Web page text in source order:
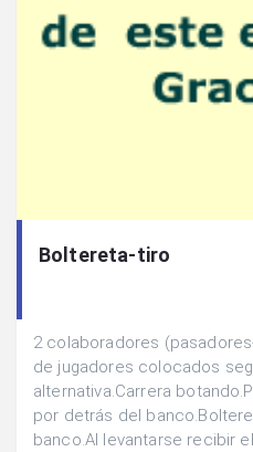
Boltereta-tiro
2 colaboradores
de jugadores colocados
alternativa.Carrera
por detrás del
banco.Al levantarse recibir